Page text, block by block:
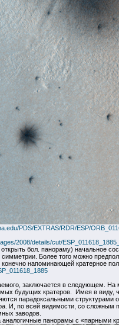
PDS/EXTRAS/RDR/ESP/
2008/details/cut/
бол. панораму) начальное
Более того можно
конечно напоминающей кратерное
заключается в следующем.
будущих кратеров. Имея в
парадоксальными структурами
И, по всей видимости, со сложным
заводов.
аналогичные панорамы с «парными